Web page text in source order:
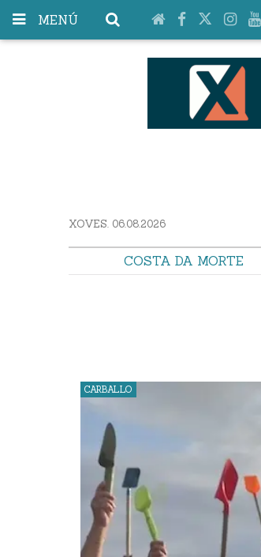
MENÚ
XOVES. 06.08.2026
COSTA DA MORTE
CARBALLO